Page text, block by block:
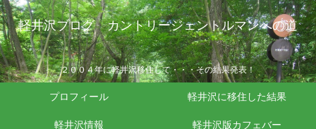
軽井沢ブログ カントリージェントルマンへの道
２００４年に軽井沢移住して・・・その結果発表！
プロフィール 軽井沢に移住した結果
軽井沢情報 軽井沢版カフェバー